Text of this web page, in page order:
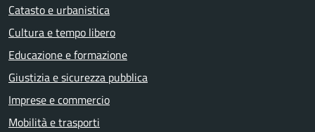
Catasto e urbanistica
Cultura e tempo libero
Educazione e formazione
Giustizia e sicurezza pubblica
Imprese e commercio
Mobilità e trasporti